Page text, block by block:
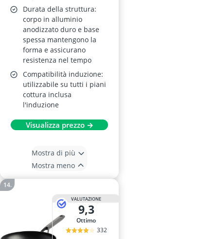
Durata della struttura:
corpo in alluminio
anodizzato duro e base
spessa mantengono la
forma e assicurano
resistenza nel tempo
Compatibilità induzione:
utilizzabile su tutti i piani
cottura inclusa
l'induzione
Visualizza prezzo →
Mostra di più
Mostra meno
VALUTAZIONE
9,3
Ottimo
332